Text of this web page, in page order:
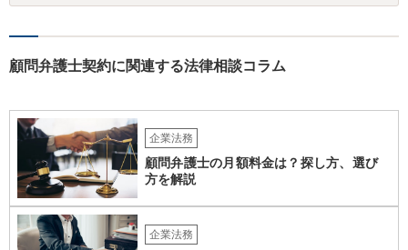
です。 以上に加え、「本件については，当事者協議の結果，上記示
議，請求の申立をしないことを誓約する。」という条項を入れること
し、予測できない後発的損害については示談後であっても請求できる
ので、上記の清算条項のみの場合がほとんどです。
顧問弁護士契約に関連する法律相談コラム
企業法務
顧問弁護士の月額料金は？探し方、選び
方を解説
企業法務